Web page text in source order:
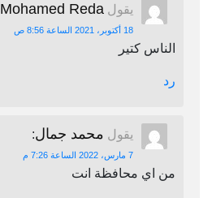
يقول Mohamed Reda
18 أكتوبر، 2021 الساعة 8:56 ص
الناس كتير
رد
يقول محمد جمال:
7 مارس، 2022 الساعة 7:26 م
من اي محافظة انت